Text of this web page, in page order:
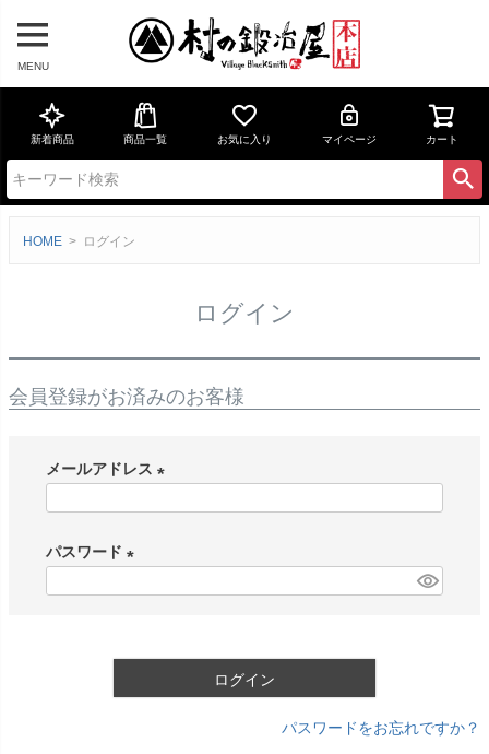
MENU
新着商品 商品一覧 お気に入り マイページ カート
HOME ログイン
ログイン
会員登録がお済みのお客様
メールアドレス
パスワード
ログイン
パスワードをお忘れですか？